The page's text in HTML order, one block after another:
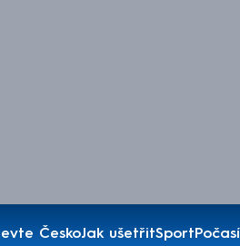
ČeskoJak ušetřitSportPočasí